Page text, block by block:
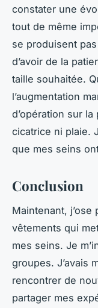
constater une
tout de même
se produisent
d’avoir de la
taille souhaitée.
l’augmentation
d’opération sur
cicatrice ni plaie.
que mes seins
Conclusion
Maintenant,
vêtements qui
mes seins. Je
groupes. J’avais
rencontrer de
partager mes